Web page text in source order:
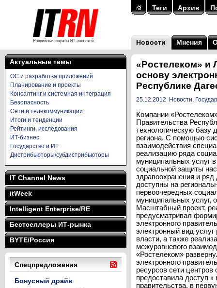
Теги Архив
Новости Мнения
Актуальные темы
ОС и разработка приложений
Планирование и проекты
Консалтинг и системная интеграция
Безопасность
Сети и телекоммуникации
Итоги и тенденции
Рейтинги, исследования
ИТ-бизнес
Государство и ИТ
Дистрибьюторы/субдистрибьюторы
IT Channel News
itWeek
Intelligent Enterprise/RE
Бестселлеры ИТ-рынка
BYTE/Россия
Спецпредложения
Бонусный драйв
«Ростелеком»
основу
Республике
25.12.2012 Новости,
Компании
Правительства
технологическую базу
региона. С помощью
взаимодействия
реализацию ряда
муниципальных услуг
социальной защиты
здравоохранения и
доступны на
первоочередных
муниципальных услуг,
Масштабный проект,
предусматривал
электронного
электронный вид
власти, а также
межуровневого
«Ростелеком»
электронного
ресурсов сети
предоставила доступ к
правительства, в